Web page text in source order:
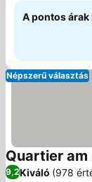
A pontos
Népszerű választás
Quartier
9,2Kiváló (978